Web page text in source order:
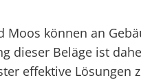
Moos können an
dieser Beläge ist
effektive Lösungen